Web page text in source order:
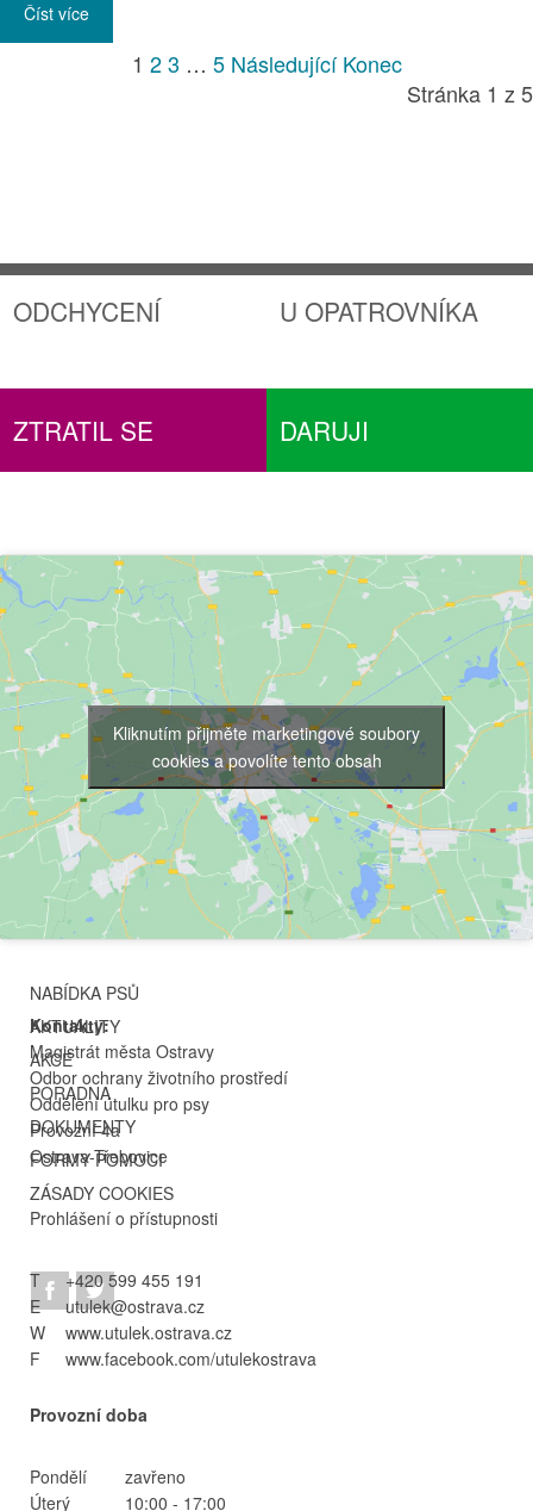
Číst více
1 2 3 … 5 NásledujícíKonec
Stránka 1 z 5
ODCHYCENÍ U OPATROVNÍKA
ZTRATIL SE DARUJI
Kliknutím přijměte marketingové soubory
cookies a povolíte tento obsah
NABÍDKA PSŮ
AKTUALITY
AKCE
PORADNA
DOKUMENTY
FORMY POMOCI
ZÁSADY COOKIES
Kontakty:
Magistrát města Ostravy
Odbor ochrany životního prostředí
Oddělení útulku pro psy
Provozní 4a
Ostrava-Třebovice
Prohlášení o přístupnosti
T
+420 599 455 191
E
utulek@ostrava.cz
W
www.utulek.ostrava.cz
F
www.facebook.com/utulekostrava
Provozní doba
Pondělí
zavřeno
Úterý
10:00 - 17:00